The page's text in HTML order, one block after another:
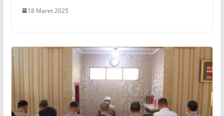
18 Maret 2025